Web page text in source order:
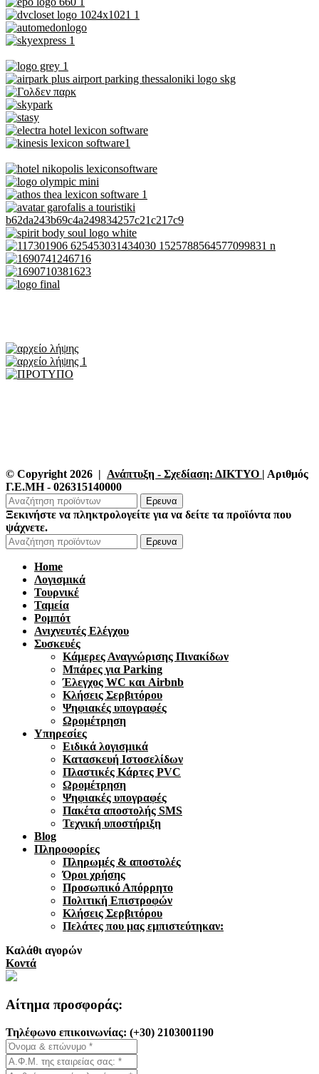
© Copyright 2026 | Ανάπτυξη - Σχεδίαση: ΔΙΚΤΥΟ | Αριθμός
Γ.Ε.ΜΗ - 026315140000
Ερευνα
Ξεκινήστε να πληκτρολογείτε για να δείτε τα προϊόντα που
ψάχνετε.
Ερευνα
Home
Λογισμικά
Τουρνικέ
Ταμεία
Ρομπότ
Ανιχνευτές Ελέγχου
Συσκευές
Κάμερες Αναγνώρισης Πινακίδων
Μπάρες για Parking
Έλεγχος WC και Airbnb
Κλήσεις Σερβιτόρου
Ψηφιακές υπογραφές
Ωρομέτρηση
Υπηρεσίες
Ειδικά λογισμικά
Κατασκευή Ιστοσελίδων
Πλαστικές Κάρτες PVC
Ωρομέτρηση
Ψηφιακές υπογραφές
Πακέτα αποστολής SMS
Τεχνική υποστήριξη
Blog
Πληροφορίες
Πληρωμές & αποστολές
Όροι χρήσης
Προσωπικό Απόρρητο
Πολιτική Επιστροφών
Κλήσεις Σερβιτόρου
Πελάτες που μας εμπιστεύτηκαν:
Καλάθι αγορών
Κοντά
Αίτημα προσφοράς:
Τηλέφωνo επικοινωνίας: (+30) 2103001190